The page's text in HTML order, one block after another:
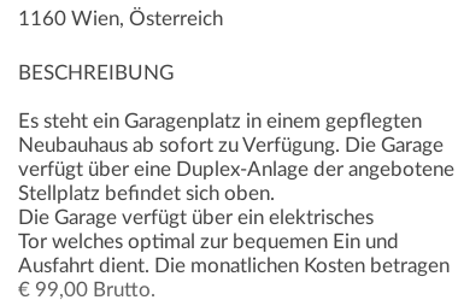
1160 Wien, Österreich
BESCHREIBUNG
Es steht ein Garagenplatz in einem gepflegten
Neubauhaus ab sofort zu Verfügung. Die Garage
verfügt über eine Duplex-Anlage der angebotene
Stellplatz befindet sich oben.
Die Garage verfügt über ein elektrisches
Tor welches optimal zur bequemen Ein und
Ausfahrt dient. Die monatlichen Kosten betragen
€ 99,00 Brutto.